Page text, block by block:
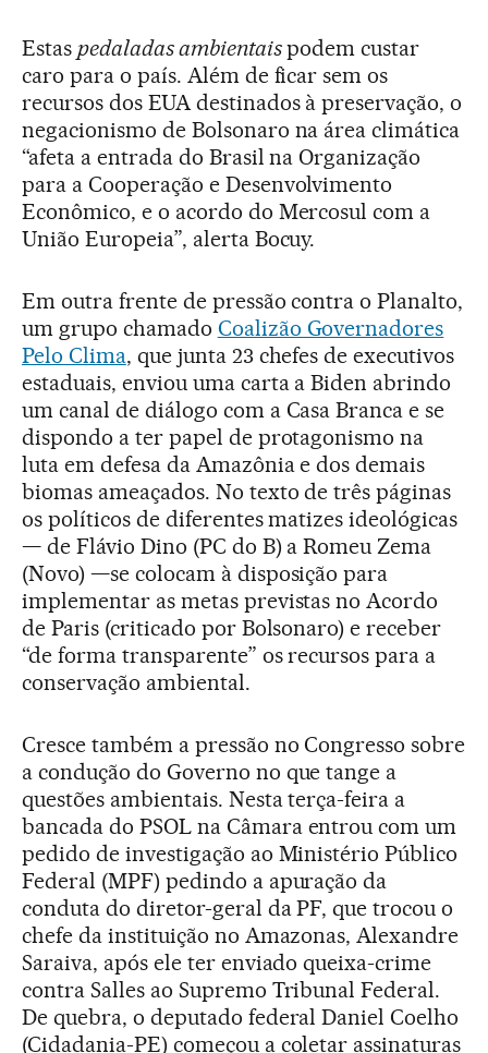
Estas pedaladas ambientaispodem custar
caro para o país. Além de ficar sem os
recursos dos EUA destinados à preservação, o
negacionismo de Bolsonaro na área climática
“afeta a entrada do Brasil na Organização
para a Cooperação e Desenvolvimento
Econômico, e o acordo do Mercosul com a
União Europeia”, alerta Bocuy.
Em outra frente de pressão contra o Planalto,
um grupo chamado Coalizão Governadores
Pelo Clima, que junta 23 chefes de executivos
estaduais, enviou uma carta a Biden abrindo
um canal de diálogo com a Casa Branca e se
dispondo a ter papel de protagonismo na
luta em defesa da Amazônia e dos demais
biomas ameaçados. No texto de três páginas
os políticos de diferentes matizes ideológicas
— de Flávio Dino (PC do B) a Romeu Zema
(Novo) —se colocam à disposição para
implementar as metas previstas no Acordo
de Paris (criticado por Bolsonaro) e receber
“de forma transparente” os recursos para a
conservação ambiental.
Cresce também a pressão no Congresso sobre
a condução do Governo no que tange a
questões ambientais. Nesta terça-feira a
bancada do PSOL na Câmara entrou com um
pedido de investigação ao Ministério Público
Federal (MPF) pedindo a apuração da
conduta do diretor-geral da PF, que trocou o
chefe da instituição no Amazonas, Alexandre
Saraiva, após ele ter enviado queixa-crime
contra Salles ao Supremo Tribunal Federal.
De quebra, o deputado federal Daniel Coelho
(Cidadania-PE) começou a coletar assinaturas